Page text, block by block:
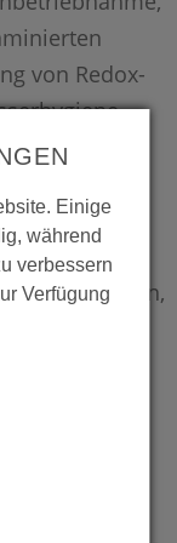
von Redox-
ein
aus
Spezialisten,
der WR-
Österreich
Einige
während
verbessern
Verfügung